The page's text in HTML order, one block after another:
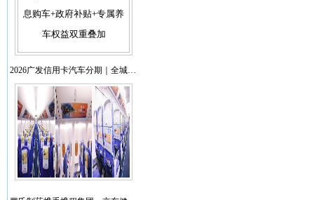
2026广发信用卡汽车分期｜全城…